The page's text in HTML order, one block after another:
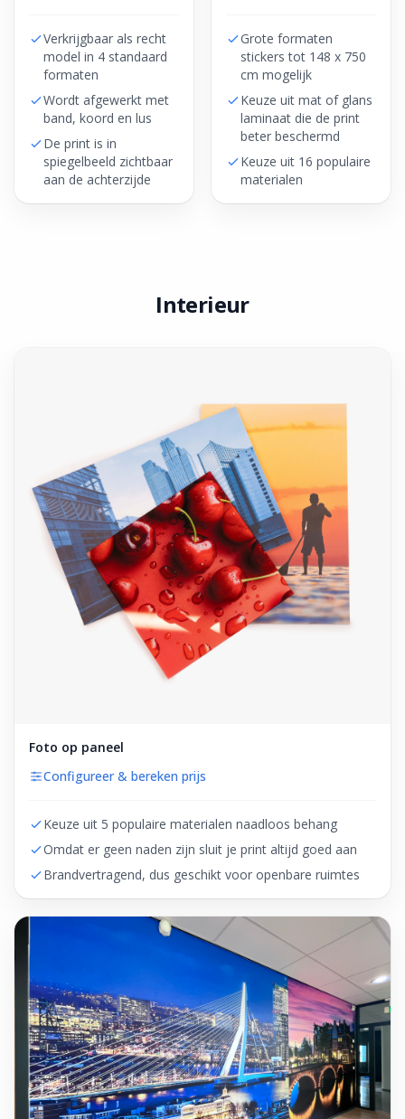
Verkrijgbaar als recht
model in 4 standaard
formaten
Wordt afgewerkt met
band, koord en lus
De print is in
spiegelbeeld zichtbaar
aan de achterzijde
Grote formaten
stickers tot 148 x 750
cm mogelijk
Keuze uit mat of glans
laminaat die de print
beter beschermd
Keuze uit 16 populaire
materialen
Interieur
Foto op paneel
Configureer & bereken prijs
Keuze uit 5 populaire materialen naadloos behang
Omdat er geen naden zijn sluit je print altijd goed aan
Brandvertragend, dus geschikt voor openbare ruimtes